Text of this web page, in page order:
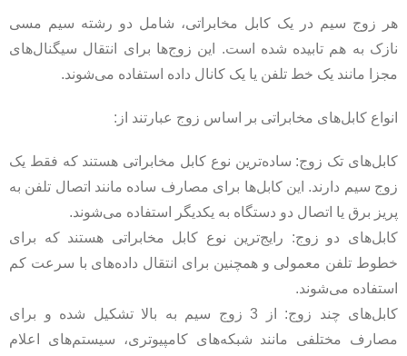
هر زوج سیم در یک کابل مخابراتی، شامل دو رشته سیم مسی
نازک به هم تابیده شده است. این زوج‌ها برای انتقال سیگنال‌های
مجزا مانند یک خط تلفن یا یک کانال داده استفاده می‌شوند.
انواع کابل‌های مخابراتی بر اساس زوج عبارتند از:
کابل‌های تک زوج: ساده‌ترین نوع کابل مخابراتی هستند که فقط یک
زوج سیم دارند. این کابل‌ها برای مصارف ساده مانند اتصال تلفن به
پریز برق یا اتصال دو دستگاه به یکدیگر استفاده می‌شوند.
کابل‌های دو زوج: رایج‌ترین نوع کابل مخابراتی هستند که برای
خطوط تلفن معمولی و همچنین برای انتقال داده‌های با سرعت کم
استفاده می‌شوند.
کابل‌های چند زوج: از 3 زوج سیم به بالا تشکیل شده و برای
مصارف مختلفی مانند شبکه‌های کامپیوتری، سیستم‌های اعلام